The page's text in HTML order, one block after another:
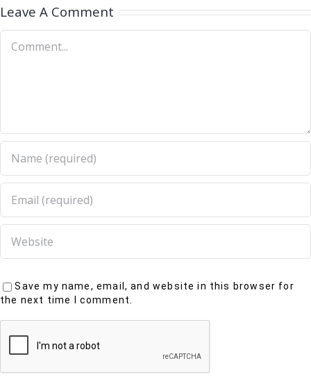
Leave A Comment
Save my name, email, and website in this browser for
the next time I comment.